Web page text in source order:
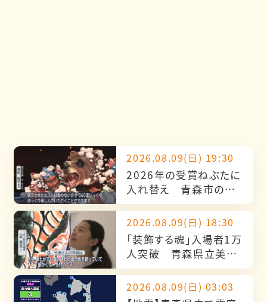
2026.08.09(日) 19:30
2026年の受賞ねぶたに
入れ替え 青森市のワ・
ラッセで展示へ
2026.08.09(日) 18:30
「装飾する魂」入場者1万
人突破 青森県立美術
館開館20周年企画展
2026.08.09(日) 03:03